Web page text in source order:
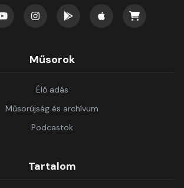
Műsorok
Élő adás
Műsorújság és archívum
Podcastok
Tartalom